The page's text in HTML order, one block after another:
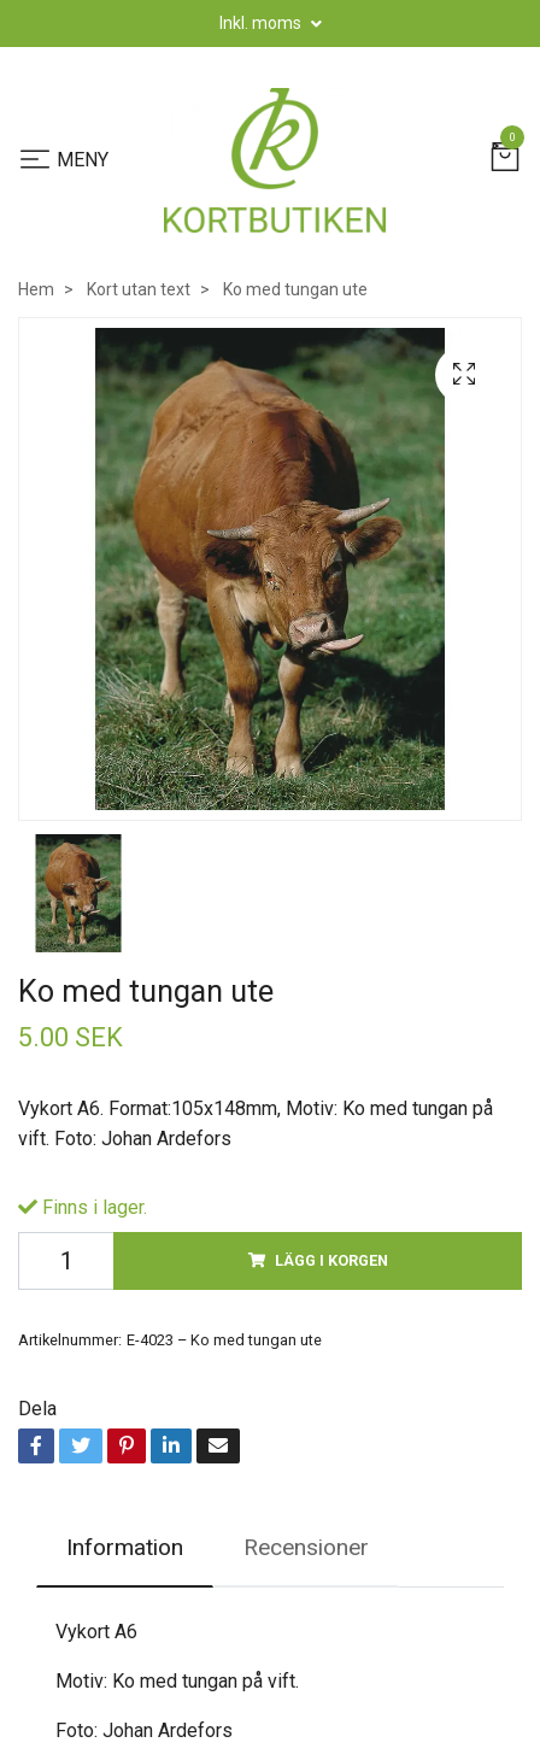
Inkl. moms
0
Hem Kort utan text Ko med tungan ute
Ko med tungan ute
5.00 SEK
Vykort A6. Format:105x148mm, Motiv: Ko med tungan på
vift. Foto: Johan Ardefors
Finns i lager.
LÄGG I KORGEN
Artikelnummer: E-4023 – Ko med tungan ute
Dela
Information Recensioner
Vykort A6
Motiv: Ko med tungan på vift.
Foto: Johan Ardefors